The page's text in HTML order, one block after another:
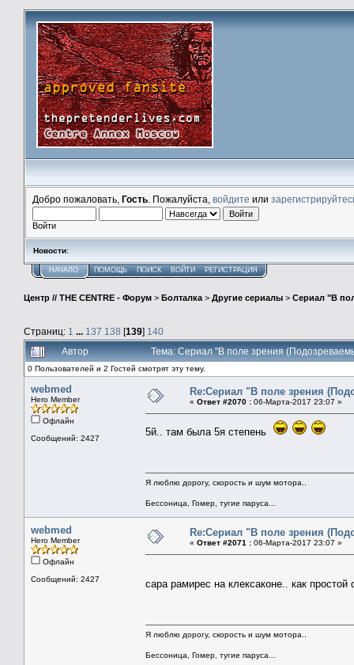
Добро пожаловать, Гость . Пожалуйста, войдите или
Войти
Новости:
НАЧАЛО ПОМОЩЬ ПОИСК ВОЙТИ РЕГИСТРАЦИЯ
Центр // THE CENTRE - Форум > Болталка > Другие сериалы > Сериал "В
Страниц: 1 ... 137 138 [139] 140
Автор
Тема: Сериал "В поле зрения
0 Пользователей и 2 Гостей смотрят эту тему.
webmed
Hero Member
Офлайн
Сообщений: 2427
Re:Сериал "В поле зрения
« Ответ #2070 : 06-Марта-2017 23:07 »
5й.. там была 5я степень
Я люблю дорогу, скорость и шум мотора..
Бессоница, Гомер, тугие паруса...
webmed
Hero Member
Офлайн
Сообщений: 2427
Re:Сериал "В поле зрения
« Ответ #2071 : 06-Марта-2017 23:07 »
сара рамирес на клексаконе.. как
Я люблю дорогу, скорость и шум мотора..
Бессоница, Гомер, тугие паруса...